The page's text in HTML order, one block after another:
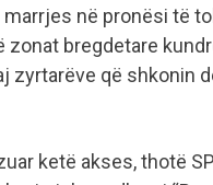
marrjes në pronësi të
zonat bregdetare
zyrtarëve që shkonin
ketë akses, thotë